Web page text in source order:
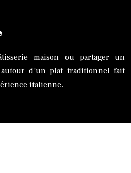
maison ou partager un
d’un plat traditionnel fait
italienne.